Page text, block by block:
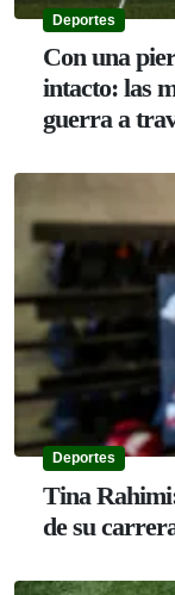
Deportes
Con una
intacto: las
guerra a
Deportes
Tina
de su